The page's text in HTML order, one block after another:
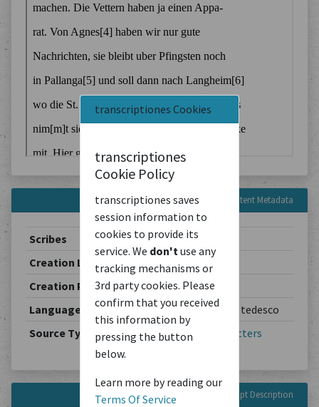
transcriptiones Cookies
transcriptiones
Cookie Policy
transcriptiones saves
session information to
cookies to provide its
service. We don't use any
tracking mechanisms or
3rd party cookies. Please
confirm that you received
this information by
pressing the button
below.
Learn more by reading our
Terms Of Service
Content Metadata
Scribes
Theodor Schiemann
Creation Location
Berlin
Creation Period
1901-05-22
Languages
Deutsch / allemand / tedesco
Source Type
Correspondence Letters
Manuscript Description